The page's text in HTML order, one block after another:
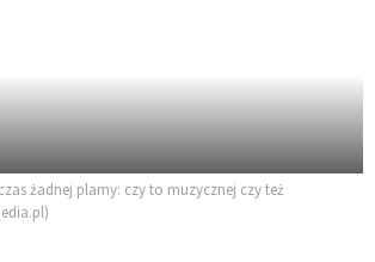
żadnej plamy: czy to muzycznej czy też